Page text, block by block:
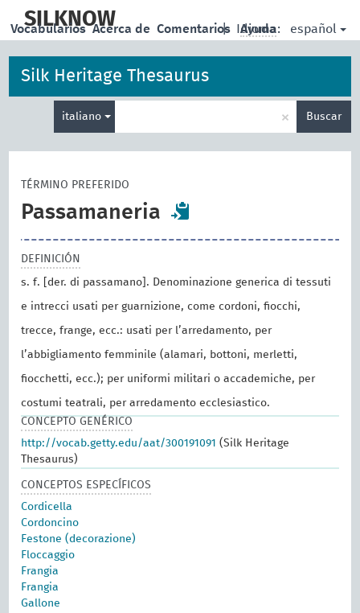
main
SILKNOW | Idioma: español
Vocabularios Acerca de Comentarios Ayuda
Silk Heritage Thesaurus
italiano × Buscar
TÉRMINO PREFERIDO
Passamaneria
DEFINICIÓN
s. f. [der. di passamano]. Denominazione generica di tessuti
e intrecci usati per guarnizione, come cordoni, fiocchi,
trecce, frange, ecc.: usati per l’arredamento, per
l’abbigliamento femminile (alamari, bottoni, merletti,
fiocchetti, ecc.); per uniformi militari o accademiche, per
costumi teatrali, per arredamento ecclesiastico.
CONCEPTO GENÉRICO
http://vocab.getty.edu/aat/300191091 (Silk Heritage
Thesaurus)
CONCEPTOS ESPECÍFICOS
Cordicella
Cordoncino
Festone (decorazione)
Floccaggio
Frangia
Frangia
Gallone